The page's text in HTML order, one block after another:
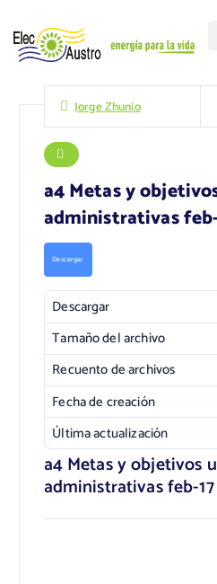
Jorge Zhunio
a4 Metas y
administrativas
Descargar
Descargar
Tamaño del archivo
Recuento de archivos
Fecha de creación
Última actualización
a4 Metas y objetivos
administrativas feb-17